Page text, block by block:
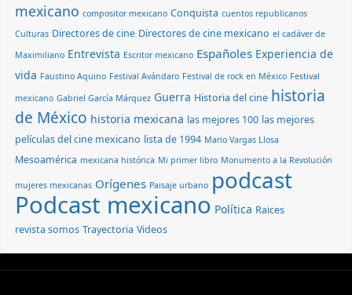
mexicano compositor mexicano Conquista cuentos republicanos
Culturas Directores de cine Directores de cine mexicano el cadáver de
Maximiliano Entrevista Escritor mexicano Españoles Experiencia de
vida Faustino Aquino Festival Avándaro Festival de rock en México Festival
mexicano Gabriel García Márquez Guerra Historia del cine historia
de México historia mexicana las mejores 100 las mejores
películas del cine mexicano lista de 1994 Mario Vargas Llosa
Mesoamérica mexicana histórica Mi primer libro Monumento a la Revolución
mujeres mexicanas Orígenes Paisaje urbano podcast
Podcast mexicano Política Raices
revista somos Trayectoria Videos